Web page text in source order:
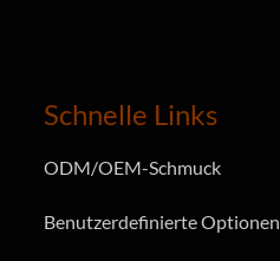
Schnelle Links
ODM/OEM-Schmuck
Benutzerdefinierte Optionen